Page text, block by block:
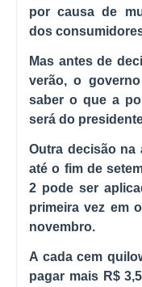
por causa de
dos
Mas antes de
verão, o
saber o que a
será do
Outra decisão na
até o fim de
2 pode ser
primeira vez em
novembro.
A cada cem
pagar mais R$